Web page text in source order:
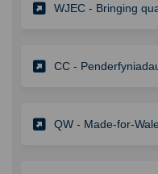
WJEC - Bringing
CC -
QW - Made-for-